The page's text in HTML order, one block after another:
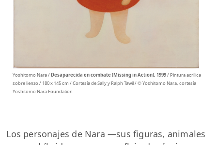
Yoshitomo Nara / Desaparecida en combate (Missing in Action), 1999/ Pintura acrílica
sobre lienzo / 180 x 145 cm / Cortesía de Sally y Ralph Tawil / © Yoshitomo Nara, cortesía
Yoshitomo Nara Foundation
Los personajes de Nara ―sus figuras, animales